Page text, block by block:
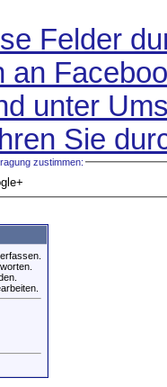
Felder
an
unter
Sie
zustimmen: